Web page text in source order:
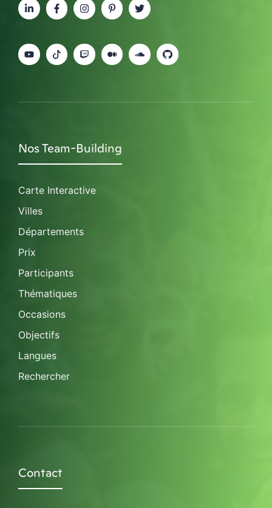
Nos Team-Building
Carte Interactive
Villes
Départements
Prix
Participants
Thématiques
Occasions
Objectifs
Langues
Rechercher
Contact